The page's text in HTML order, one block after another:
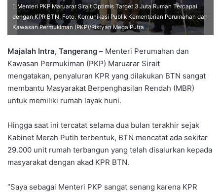
Menteri PKP Maruarar Sirait Optimis Target 3 Juta Rumah Tercapai
dengan KPR BTN. Foto: Komunikasi Publik Kementerian Perumahan dan
Kawasan Permukiman (PKP)/Ristyan Mega Putra
Majalah Intra, Tangerang – Menteri Perumahan dan
Kawasan Permukiman (PKP) Maruarar Sirait
mengatakan, penyaluran KPR yang dilakukan BTN sangat
membantu Masyarakat Berpenghasilan Rendah (MBR)
untuk memiliki rumah layak huni.
Hingga saat ini tercatat selama dua bulan terakhir sejak
Kabinet Merah Putih terbentuk, BTN mencatat ada sekitar
29.000 unit rumah terbangun yang telah disalurkan kepada
masyarakat dengan akad KPR BTN.
“Saya sebagai Menteri PKP sangat senang karena KPR